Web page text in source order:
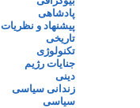
پادشاهی
پیشنهاد و نظریات
تاریخی
تکنولوژی
جنایات رژیم
دینی
زندانی سیاسی
سیاسی